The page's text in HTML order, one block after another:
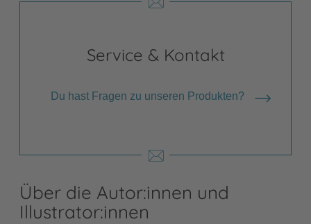
Service & Kontakt
Du hast Fragen zu unseren Produkten?
Über die Autor:innen und
Illustrator:innen